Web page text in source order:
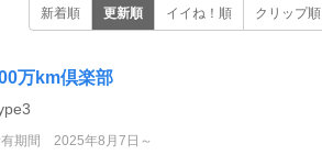
新着順 更新順 イイね！順 クリップ順
万km倶楽部
期間
2025年8月7日～